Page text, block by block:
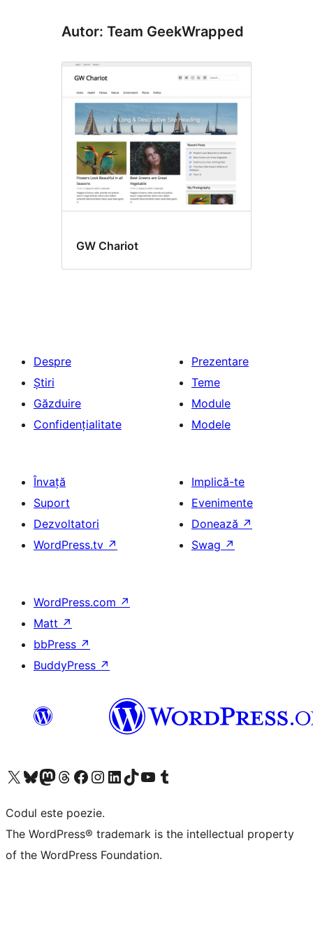
Autor: Team GeekWrapped
GW Chariot
Despre
Știri
Găzduire
Confidențialitate
Prezentare
Teme
Module
Modele
Învață
Suport
Dezvoltatori
WordPress.tv ↗
Implică-te
Evenimente
Donează ↗
Swag ↗
WordPress.com ↗
Matt ↗
bbPress ↗
BuddyPress ↗
Mergi la contul nostru X (fost Twitter)
Vizitează contul nostru Bluesky
Vizitează contul nostru Mastodon
Vizitează contul nostru Threads
Vizitează pagina noastră Facebook
Vizitează-ne pe Instagram
Vizitează-ne pe LinkedIn
Vizitează contul nostru TikTok
Vizitează canalul nostru YouTube
Vizitează contul nostru Tumblr
Codul este poezie.
The WordPress® trademark is the intellectual property
of the WordPress Foundation.